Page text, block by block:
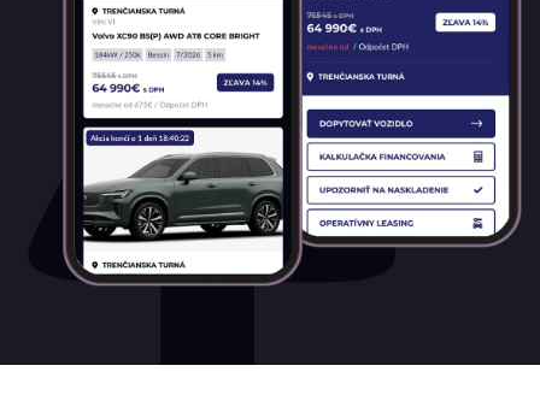
Benzín
Benzín+LPG
Diesel
Elektromobil
Hybrid
Mild hybrid benzín
Mild hybrid diesel
Prevodovka